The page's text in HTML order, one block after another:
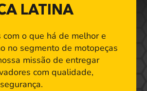
LATINA
com o que há de melhor e
no segmento de motopeças
missão de entregar
com qualidade,